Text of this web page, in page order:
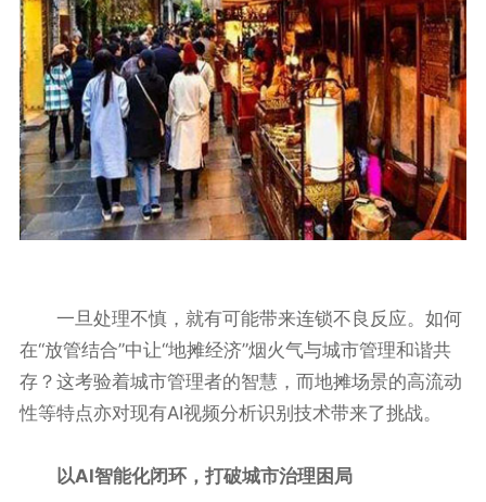
一旦处理不慎，就有可能带来连锁不良反应。如何
在“放管结合”中让“地摊经济”烟火气与城市管理和谐共
存？这考验着城市管理者的智慧，而地摊场景的高流动
性等特点亦对现有AI视频分析识别技术带来了挑战。
以AI智能化闭环，打破城市治理困局